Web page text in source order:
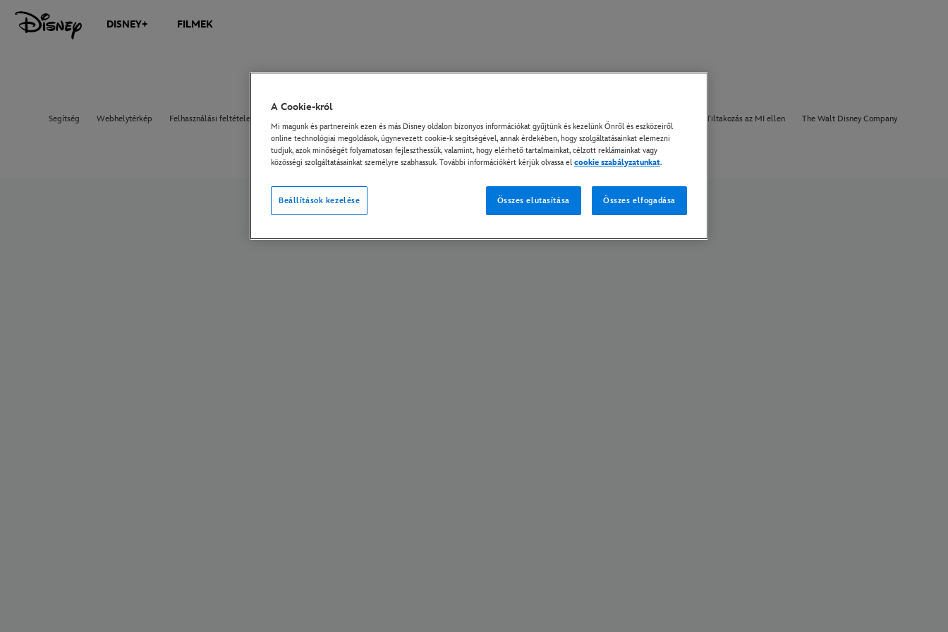
DISNEY+ FILMEK
Segítség Webhelytérkép Felhasználási feltételek Cookie Beállítások Tiltakozás az MI ellen The Walt Disney Company
© A Disney és kapcsolt vállalkozásai. Minden jog fenntartva.
A Cookie-król
Mi magunk és partnereink ezen és más Disney oldalon bizonyos információkat gyűjtünk és kezelünk Önről és eszközeiről
online technológiai megoldások, úgynevezett cookie-k segítségével, annak érdekében, hogy szolgáltatásainkat elemezni
tudjuk, azok minőségét folyamatosan fejleszthessük, valamint, hogy elérhető tartalmainkat, célzott reklámainkat vagy
közösségi szolgáltatásainkat személyre szabhassuk. További információkért kérjük olvassa el cookie szabályzatunkat.
Beállítások kezelése Összes elutasítása Összes elfogadása